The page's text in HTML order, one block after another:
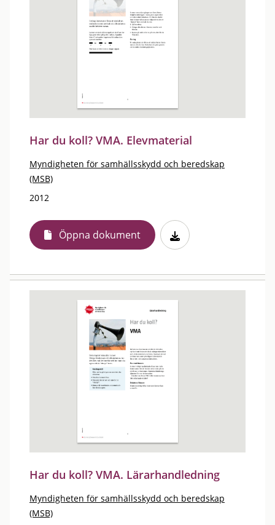
Har du koll? VMA. Elevmaterial
Myndigheten för samhällsskydd och beredskap
(MSB)
2012
Öppna dokument
Har du koll? VMA. Lärarhandledning
Myndigheten för samhällsskydd och beredskap
(MSB)